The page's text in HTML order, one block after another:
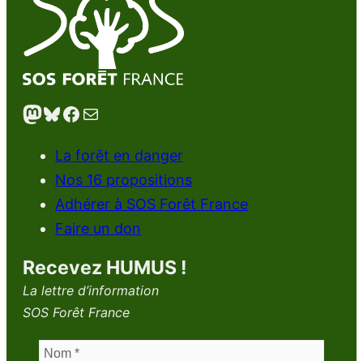
Mastodon Bluesky Facebook E-mail
La forêt en danger
Nos 16 propositions
Adhérer à SOS Forêt France
Faire un don
Recevez HUMUS !
La lettre d’information
SOS Forêt France